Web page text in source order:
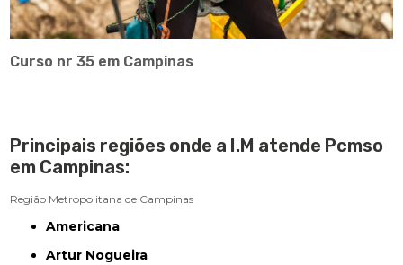
Curso nr 35 em Campinas
Principais regiões onde a I.M atende Pcmso
em Campinas:
Região Metropolitana de Campinas
Americana
Artur Nogueira